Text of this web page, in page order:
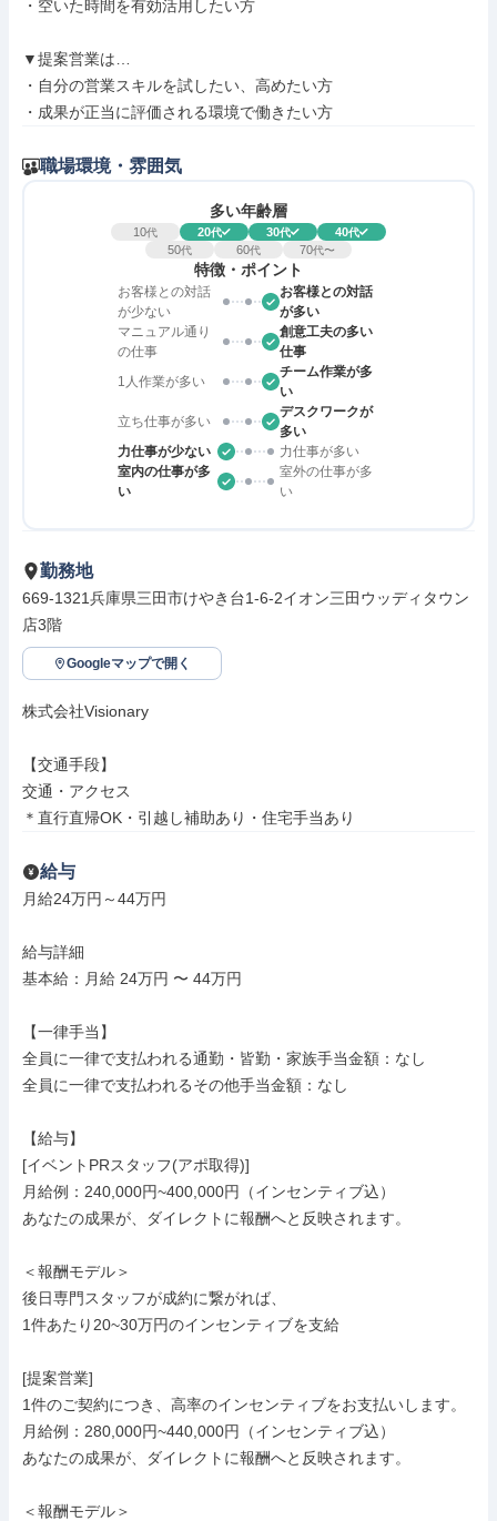
・空いた時間を有効活用したい方
▼提案営業は…
・自分の営業スキルを試したい、高めたい方
・成果が正当に評価される環境で働きたい方
職場環境・雰囲気
多い年齢層
10代 20代 30代 40代
50代 60代 70代〜
特徴・ポイント
お客様との対話
が少ない
お客様との対話
が多い
マニュアル通り
の仕事
創意工夫の多い
仕事
1人作業が多い
チーム作業が多
い
立ち仕事が多い
デスクワークが
多い
力仕事が少ない
力仕事が多い
室内の仕事が多
い
室外の仕事が多
い
勤務地
669-1321兵庫県三田市けやき台1-6-2イオン三田ウッディタウン
店3階
Googleマップで開く
株式会社Visionary
【交通手段】
交通・アクセス
＊直行直帰OK・引越し補助あり・住宅手当あり
給与
月給24万円～44万円
給与詳細
基本給：月給 24万円 〜 44万円
【一律手当】
全員に一律で支払われる通勤・皆勤・家族手当金額：なし
全員に一律で支払われるその他手当金額：なし
【給与】
[イベントPRスタッフ(アポ取得)]
月給例：240,000円~400,000円（インセンティブ込）
あなたの成果が、ダイレクトに報酬へと反映されます。
＜報酬モデル＞
後日専門スタッフが成約に繋がれば、
1件あたり20~30万円のインセンティブを支給
[提案営業]
1件のご契約につき、高率のインセンティブをお支払いします。
月給例：280,000円~440,000円（インセンティブ込）
あなたの成果が、ダイレクトに報酬へと反映されます。
＜報酬モデル＞